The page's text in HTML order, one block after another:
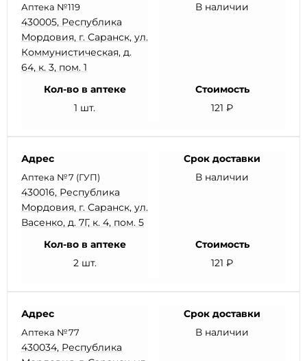
Аптека №119
430005, Республика
Мордовия, г. Саранск, ул.
Коммунистическая, д.
64, к. 3, пом. 1
В наличии
Кол-во в аптеке
1 шт.
Стоимость
121 ₽
Адрес
Аптека №7 (ГУП)
430016, Республика
Мордовия, г. Саранск, ул.
Васенко, д. 7Г, к. 4, пом. 5
Срок доставки
В наличии
Кол-во в аптеке
2 шт.
Стоимость
121 ₽
Адрес
Аптека №77
430034, Республика
Срок доставки
В наличии